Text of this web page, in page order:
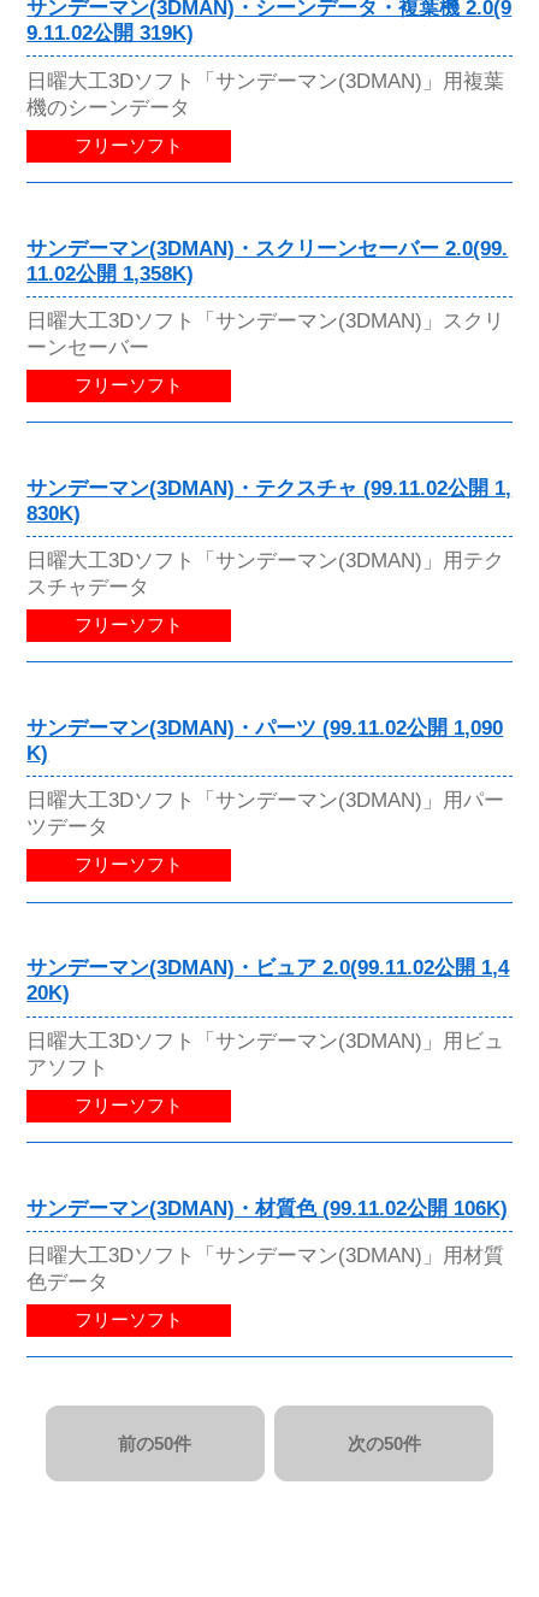
サンデーマン(3DMAN)・シーンデータ・複葉機 2.0(9
9.11.02公開 319K)
日曜大工3Dソフト「サンデーマン(3DMAN)」用複葉
機のシーンデータ
フリーソフト
サンデーマン(3DMAN)・スクリーンセーバー 2.0(99.
11.02公開 1,358K)
日曜大工3Dソフト「サンデーマン(3DMAN)」スクリ
ーンセーバー
フリーソフト
サンデーマン(3DMAN)・テクスチャ (99.11.02公開 1,
830K)
日曜大工3Dソフト「サンデーマン(3DMAN)」用テク
スチャデータ
フリーソフト
サンデーマン(3DMAN)・パーツ (99.11.02公開 1,090
K)
日曜大工3Dソフト「サンデーマン(3DMAN)」用パー
ツデータ
フリーソフト
サンデーマン(3DMAN)・ビュア 2.0(99.11.02公開 1,4
20K)
日曜大工3Dソフト「サンデーマン(3DMAN)」用ビュ
アソフト
フリーソフト
サンデーマン(3DMAN)・材質色 (99.11.02公開 106K)
日曜大工3Dソフト「サンデーマン(3DMAN)」用材質
色データ
フリーソフト
前の50件 次の50件